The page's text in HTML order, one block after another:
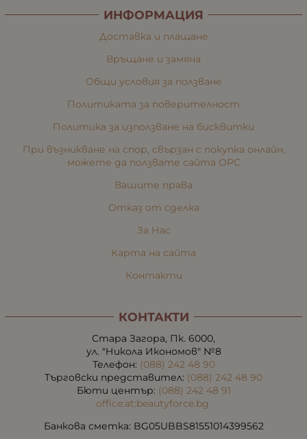
ИНФОРМАЦИЯ
Доставка и плащане
Връщане и замяна
Общи условия за ползване
Политиката за поверителност
Политика за използване на бисквитки
При възникване на спор, свързан с покупка онлайн,
можете да ползвате сайта ОРС
Вашите права
Отказ от сделка
За Нас
Карта на сайта
Контакти
КОНТАКТИ
Стара Загора, Пк. 6000,
ул. "Никола Икономов" №8
Телефон: (088) 242 48 90
Търговски представител: (088) 242 48 90
Бюти център: (088) 242 48 91
office:at:beautyforce.bg
Банкова сметка: BG05UBBS81551014399562